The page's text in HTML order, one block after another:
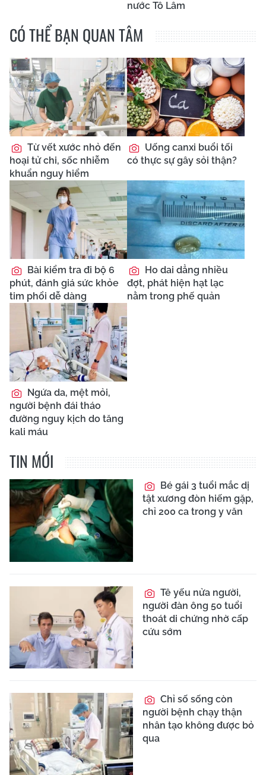
nước Tô Lâm
CÓ THỂ BẠN QUAN TÂM
Từ vết xước nhỏ đến
hoại tử chi, sốc nhiễm
khuẩn nguy hiểm
Uống canxi buổi tối
có thực sự gây sỏi thận?
Bài kiểm tra đi bộ 6
phút, đánh giá sức khỏe
tim phổi dễ dàng
Ho dai dẳng nhiều
đợt, phát hiện hạt lạc
nằm trong phế quản
Ngứa da, mệt mỏi,
người bệnh đái tháo
đường nguy kịch do tăng
kali máu
TIN MỚI
Bé gái 3 tuổi mắc dị
tật xương đòn hiếm gặp,
chỉ 200 ca trong y văn
Tê yếu nửa người,
người đàn ông 50 tuổi
thoát di chứng nhờ cấp
cứu sớm
Chỉ số sống còn
người bệnh chạy thận
nhân tạo không được bỏ
qua